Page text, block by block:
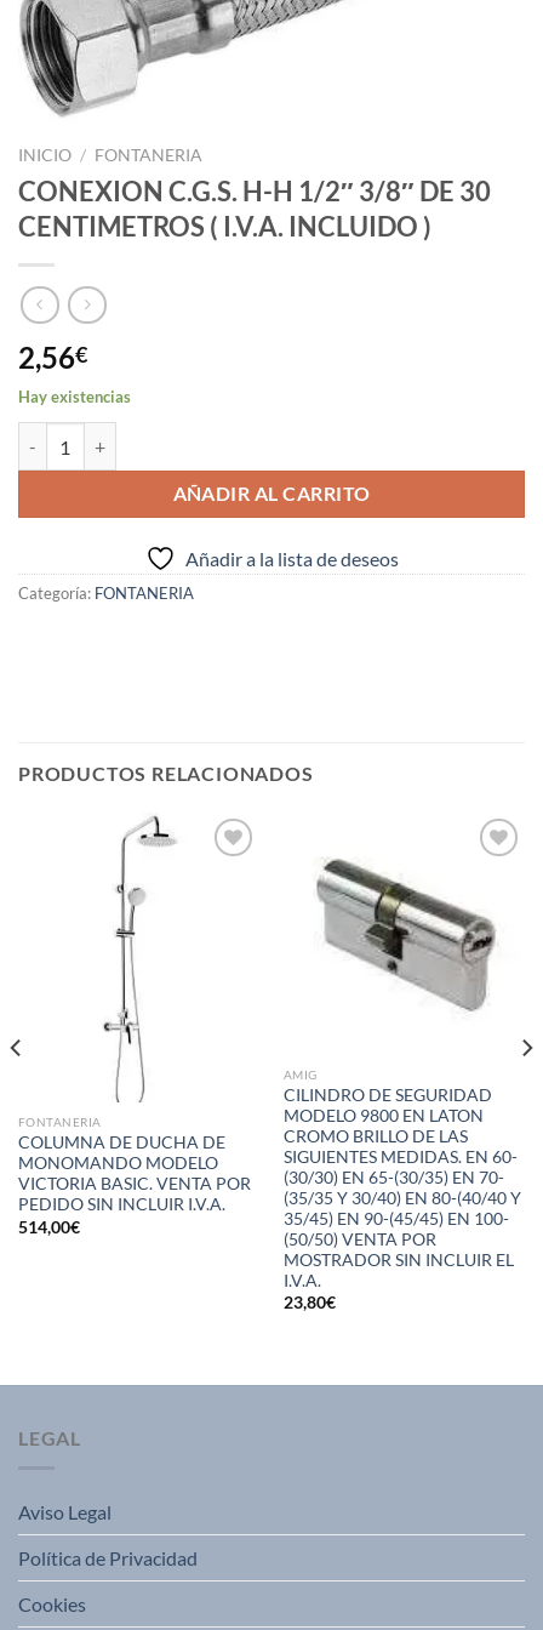
INICIO / FONTANERIA
CONEXION C.G.S. H-H 1/2″ 3/8″ DE 30
CENTIMETROS ( I.V.A. INCLUIDO )
2,56€
Hay existencias
AÑADIR AL CARRITO
Añadir a la lista de deseos
Categoría: FONTANERIA
PRODUCTOS RELACIONADOS
FONTANERIA
COLUMNA DE DUCHA DE
MONOMANDO MODELO
VICTORIA BASIC. VENTA POR
PEDIDO SIN INCLUIR I.V.A.
514,00€
deseos
AMIG
CILINDRO DE SEGURIDAD
MODELO 9800 EN LATON
CROMO BRILLO DE LAS
SIGUIENTES MEDIDAS. EN 60-
(30/30) EN 65-(30/35) EN 70-
(35/35 Y 30/40) EN 80-(40/40 Y
35/45) EN 90-(45/45) EN 100-
(50/50) VENTA POR
MOSTRADOR SIN INCLUIR EL
I.V.A.
23,80€
LEGAL
Aviso Legal
Política de Privacidad
Cookies